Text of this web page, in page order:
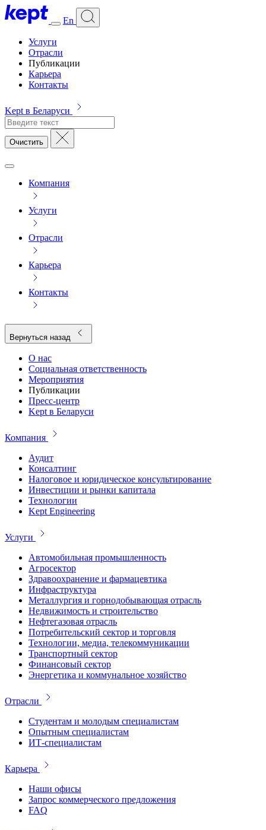
En
Услуги
Отрасли
Публикации
Карьера
Контакты
Kept в Беларуси
Очистить
Компания
Услуги
Отрасли
Карьера
Контакты
Вернуться назад
О нас
Социальная ответственность
Мероприятия
Публикации
Пресс-центр
Kept в Беларуси
Компания
Аудит
Консалтинг
Налоговое и юридическое консультирование
Инвестиции и рынки капитала
Технологии
Kept Engineering
Услуги
Автомобильная промышленность
Агросектор
Здравоохранение и фармацевтика
Инфраструктура
Металлургия и горнодобывающая отрасль
Недвижимость и строительство
Нефтегазовая отрасль
Потребительский сектор и торговля
Технологии, медиа, телекоммуникации
Транспортный сектор
Финансовый сектор
Энергетика и коммунальное хозяйство
Отрасли
Студентам и молодым специалистам
Опытным специалистам
ИТ-специалистам
Карьера
Наши офисы
Запрос коммерческого предложения
FAQ